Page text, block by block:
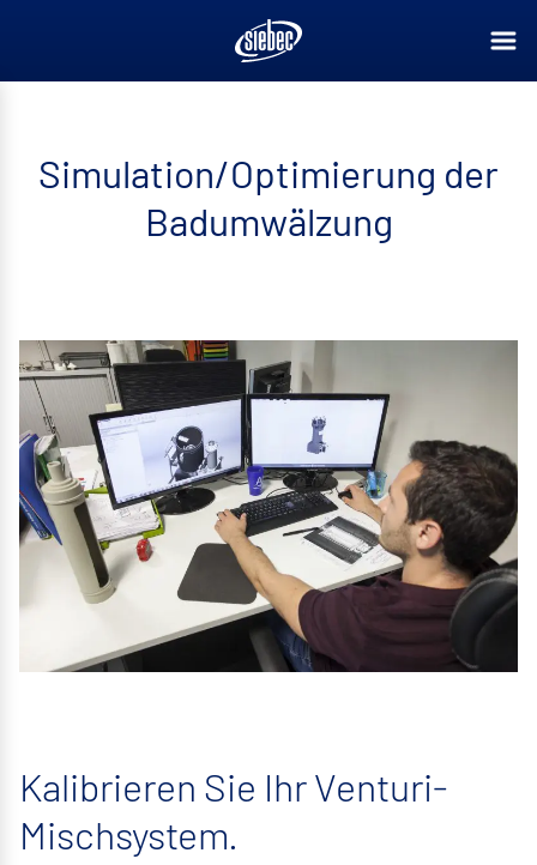
Simulation/Optimierung der
Badumwälzung
Kalibrieren Sie Ihr Venturi-
Mischsystem.